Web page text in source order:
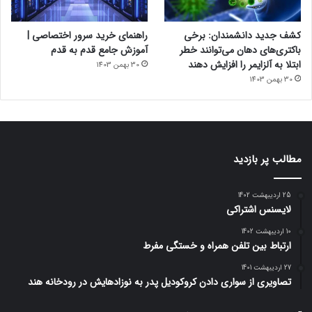
Subaru
شش‌ضلعی و رینگ‌های اختصاصی آنتراسیت مخصوص ویلدرنس
خودش را متمایز می‌کند. تزئینات مسی‌رنگ راه خود را به درون کابین
نیز باز کرده‌اند.
کشف جدید دانشمندان: برخی
باکتری‌های دهان می‌توانند خطر
ابتلا به آلزایمر را افزایش دهند
30 بهمن 1403
راهنمای خرید سرور اختصاصی |
آموزش جامع قدم به قدم
30 بهمن 1403
مطالب پر بازدید
25 اردیبهشت 1402
لایسنس اشتراکی
10 اردیبهشت 1402
ارتباط بین تلفن همراه و خستگی مفرط
27 اردیبهشت 1401
تصاویری از سواری دادن کروکودیل پدر به نوزادهایش در رودخانه هند